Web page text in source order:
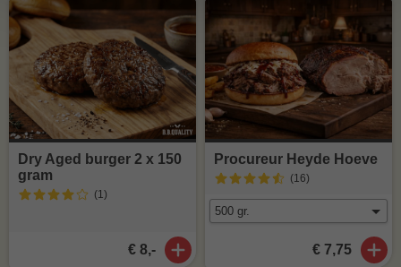
Dry Aged burger 2 x 150
gram
(1)
€ 8,-
Procureur Heyde Hoeve
(16)
€ 7,75